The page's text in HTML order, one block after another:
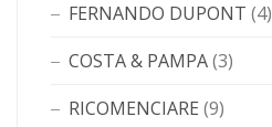
FERNANDO DUPONT (4)
COSTA & PAMPA(3)
RICOMENCIARE (9)